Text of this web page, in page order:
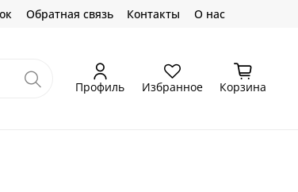
Обратная связь Контакты О нас
Профиль Избранное Корзина